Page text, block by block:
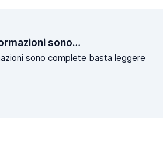
sono…
sono complete basta leggere